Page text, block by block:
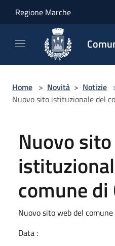
Regione Marche
Home > Novità > Notizie
Nuovo sito istituzionale del
Nuovo sito
comune di
Nuovo sito web del
Data :